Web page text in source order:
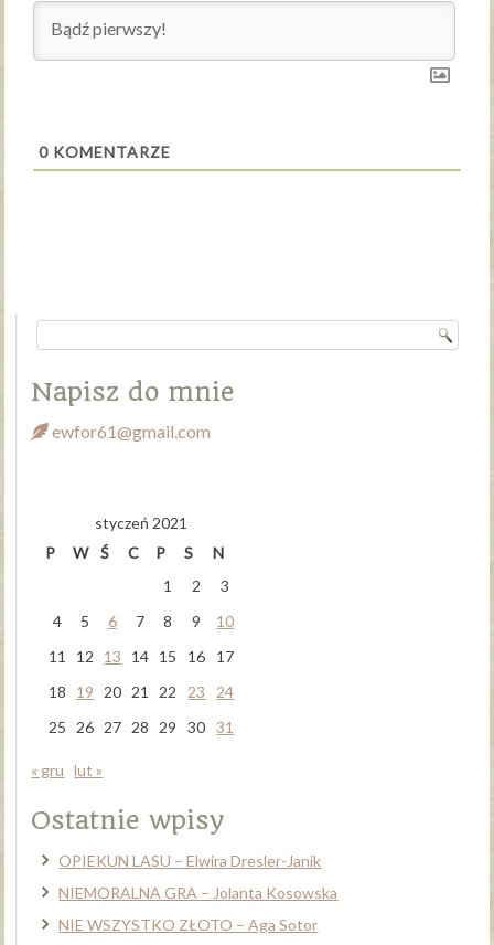
0 KOMENTARZE
Napisz do mnie
ewfor61@gmail.com
styczeń 2021
P
W Ś C P S
N
1
2
3
4
5 6 7 8 9
10
11
12 13 14 15 16
17
18
19 20 21 22 23
24
25
26 27 28 29 30 31
« gru lut »
Ostatnie wpisy
OPIEKUN LASU – Elwira Dresler-Janik
NIEMORALNA GRA – Jolanta Kosowska
NIE WSZYSTKO ZŁOTO – Aga Sotor